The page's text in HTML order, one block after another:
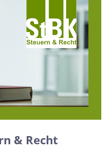
& Recht